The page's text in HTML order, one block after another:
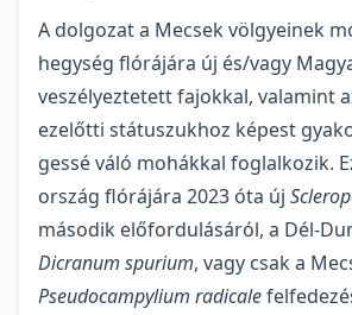
A dolgozat a Mecsek völgyeinek
hegység flórájára új és/vagy
veszélyeztetett fajokkal, valamint
ezelőtti státuszukhoz képest
gessé váló mohákkal foglalkozik.
ország flórájára 2023 óta új
má­sodik előfordulásáról, a Dél-
Dicranum spurium, vagy csak a
Pseudocampyli­um radicale